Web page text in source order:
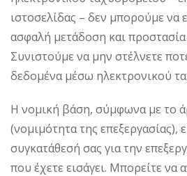
ιστοσελίδας – δεν μπορούμε να
ασφαλή μετάδοση και
Συνιστούμε να μην στέλνετε
δεδομένα μέσω ηλεκτρονικού
Η νομική βάση, σύμφωνα με το
(νομιμότητα της επεξεργασίας),
συγκατάθεσή σας για την
που έχετε εισάγει. Μπορείτε να